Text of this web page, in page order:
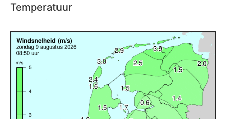
Temperatuur